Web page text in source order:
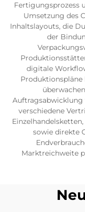
Fertigungsprozess
Umsetzung des
Inhaltslayouts, die
der
digitale
Produktionspläne
Auftragsabwicklung
verschiedene
sowie direkte
Marktreichweite